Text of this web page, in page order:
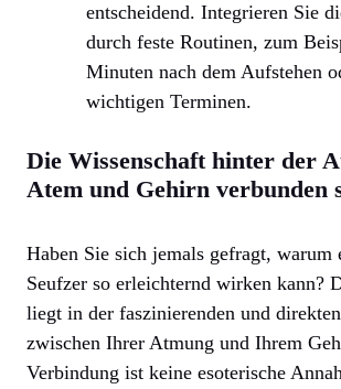
entscheidend. Integrieren Sie
durch feste Routinen, zum
Minuten nach dem Aufstehen
wichtigen Terminen.
Die Wissenschaft hinter der
Atem und Gehirn verbunden
Haben Sie sich jemals gefragt, warum
Seufzer so erleichternd wirken kann?
liegt in der faszinierenden und
zwischen Ihrer Atmung und Ihrem
Verbindung ist keine esoterische